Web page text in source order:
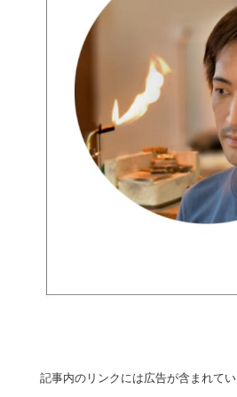
記事内のリンクには広告が含まれて